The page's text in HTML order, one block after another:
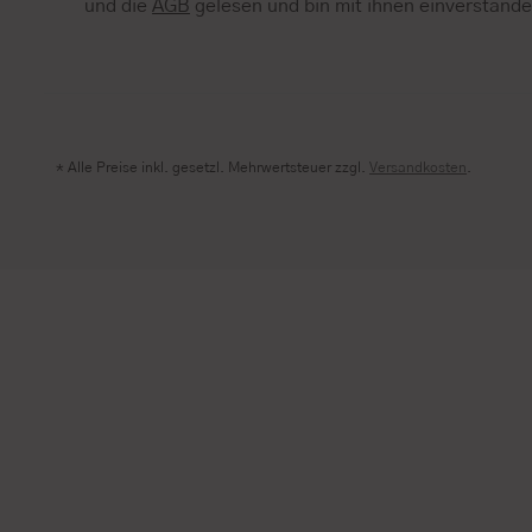
und dieAGB gelesen und bin mit ihnen
* Alle Preise inkl. gesetzl. Mehrwertsteuer zzgl. Versandkosten.